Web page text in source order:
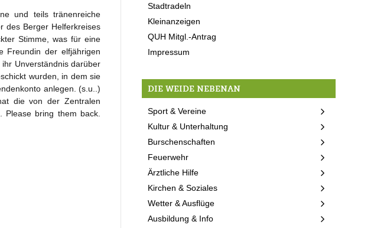
und teils tränenreiche
des Berger Helferkreises
Stimme, was für eine
Freundin der elfjährigen
Unverständnis darüber
wurden, in dem sie
anlegen. (s.u..)
die von der Zentralen
Please bring them back.
Stadtradeln
Kleinanzeigen
QUH Mitgl.-Antrag
Impressum
DIE WEIDE NEBENAN
Sport & Vereine
Kultur & Unterhaltung
Burschenschaften
Feuerwehr
Ärztliche Hilfe
Kirchen & Soziales
Wetter & Ausflüge
Ausbildung & Info